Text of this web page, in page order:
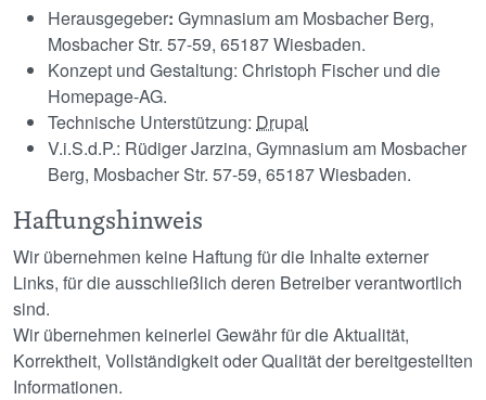
Herausgegeber: Gymnasium am Mosbacher Berg,
Mosbacher Str. 57-59, 65187 Wiesbaden.
Konzept und Gestaltung: Christoph Fischer und die
Homepage-AG.
Technische Unterstützung: Drupal
V.i.S.d.P.: Rüdiger Jarzina, Gymnasium am Mosbacher
Berg, Mosbacher Str. 57-59, 65187 Wiesbaden.
Haftungshinweis
Wir übernehmen keine Haftung für die Inhalte externer
Links, für die ausschließlich deren Betreiber verantwortlich
sind.
Wir übernehmen keinerlei Gewähr für die Aktualität,
Korrektheit, Vollständigkeit oder Qualität der bereitgestellten
Informationen.